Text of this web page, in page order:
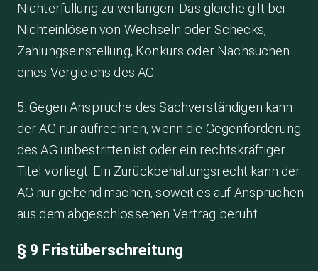
Nichterfüllung zu verlangen. Das gleiche gilt bei
Nichteinlösen von Wechseln oder Schecks,
Zahlungseinstellung, Konkurs oder Nachsuchen
eines Vergleichs des AG.
5. Gegen Ansprüche des Sachverständigen kann
der AG nur aufrechnen, wenn die Gegenforderung
des AG unbestritten ist oder ein rechtskräftiger
Titel vorliegt. Ein Zurückbehaltungsrecht kann der
AG nur geltend machen, soweit es auf Ansprüchen
aus dem abgeschlossenen Vertrag beruht.
§ 9 Fristüberschreitung